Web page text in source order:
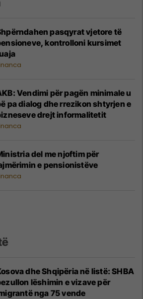
pasqyrat vjetore të
kontrolloni kursimet
Vendimi për pagën minimale u
pa dialog dhe rrezikon shtyrjen e
drejt informalitetit
del me njoftim për
e pensionistëve
dhe Shqipëria në listë: SHBA
lëshimin e vizave për
nga 75 vende